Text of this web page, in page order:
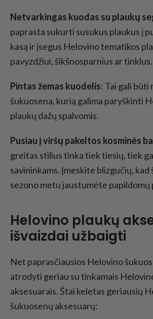
Netvarkingas kuodas su plaukų
paprasta sukurti susukus plaukus į
kasą ir įsegus Helovino tematikos
pavyzdžiui, šikšnosparnius ar tinklus.
Pintas žemas kuodelis: Tai gali būti
šukuosena, kurią galima paryškinti
plaukų dažų spalvomis.
Pusiau į viršų pakeltos kosminės
greitas stilius tinka tiek tiesių, tiek
savininkams. Įmeskite blizgučių,
sezono metu jaustumėte papildomų
Helovino plaukų
išvaizdai užbaigti
Net paprasčiausios Helovino
atrodyti geriau su tinkamais
aksesuarais. Štai keletas geriausių
šukuosenų aksesuarų: